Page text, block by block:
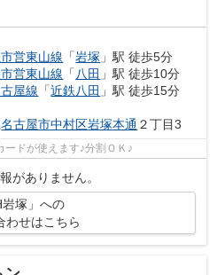
営東山線 「岩塚 」駅 徒歩5分
営東山線 「八田 」駅 徒歩10分
屋線 「近鉄八田 」駅 徒歩15分
名古屋市中村区岩塚本通 ２丁目3
ドが使えます♪分割ＯＫ♪
がありません。
岩塚」への
わせはこちら